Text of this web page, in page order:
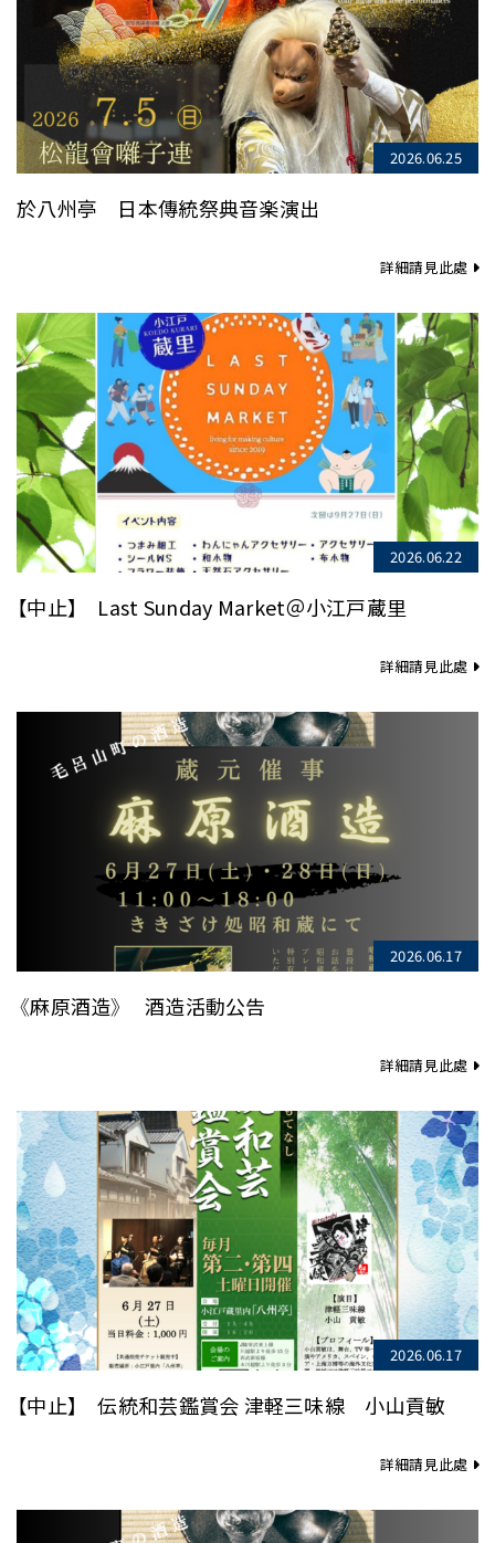
2026.06.25
於八州亭 日本傳統祭典音楽演出
詳細請見此處
2026.06.22
【中止】 Last Sunday Market＠小江戸蔵里
詳細請見此處
2026.06.17
《麻原酒造》 酒造活動公告
詳細請見此處
2026.06.17
【中止】 伝統和芸鑑賞会 津軽三味線 小山貢敏
詳細請見此處